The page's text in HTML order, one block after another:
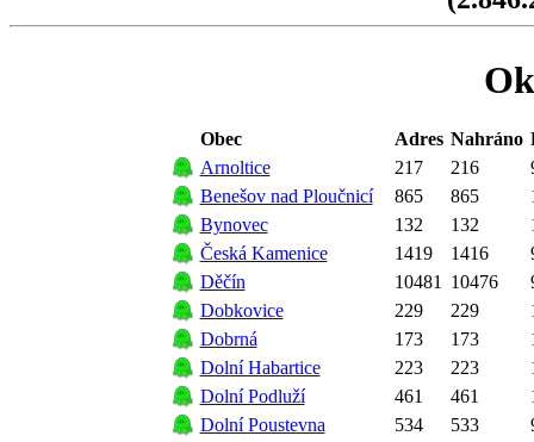
Obec Adres Nahráno
Arnoltice
217 216
Benešov nad Ploučnicí
865 865
Bynovec
132 132
Česká Kamenice
1419 1416
Děčín
10481 10476
Dobkovice
229 229
Dobrná
173 173
Dolní Habartice
223 223
Dolní Podluží
461 461
Dolní Poustevna
534 533